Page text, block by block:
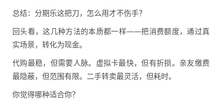
总结：分期乐这把刀，怎么用才不伤手？
回头看，这几种方法的本质都一样——把消费额度，通过真
实场景，转化为现金。
代购最稳，但需要人脉。虚拟卡最快，但有折损。亲友缴费
最隐蔽，但范围有限。二手转卖最灵活，但耗时。
你觉得哪种适合你？